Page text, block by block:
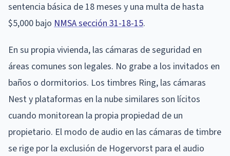
sentencia básica de 18 meses y una multa de hasta
$5,000 bajo NMSA sección 31-18-15.
En su propia vivienda, las cámaras de seguridad en
áreas comunes son legales. No grabe a los invitados en
baños o dormitorios. Los timbres Ring, las cámaras
Nest y plataformas en la nube similares son lícitos
cuando monitorean la propia propiedad de un
propietario. El modo de audio en las cámaras de timbre
se rige por la exclusión de Hogervorst para el audio